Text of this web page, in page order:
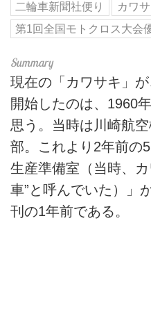
二輪車新聞社便り カワ
第1回全国モトクロス大会
現在の「カワサキ」
開始したのは、1960
思う。当時は川崎航
部。これより2年前の
生産準備室（当時、
車”と呼んでいた）」
刊の1年前である。